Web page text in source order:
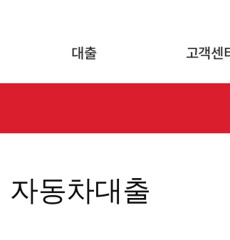
대출 고객센
자동차대출